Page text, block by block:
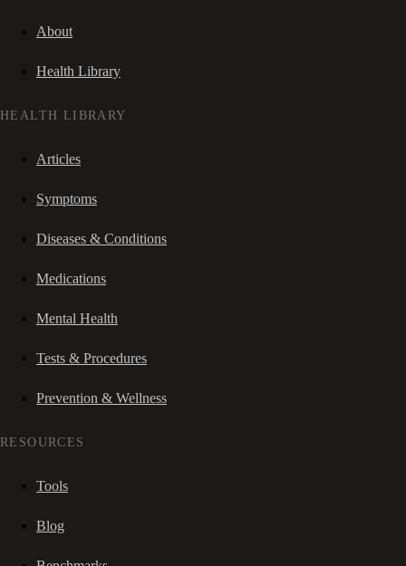
About
Health Library
HEALTH LIBRARY
Articles
Symptoms
Diseases & Conditions
Medications
Mental Health
Tests & Procedures
Prevention & Wellness
RESOURCES
Tools
Blog